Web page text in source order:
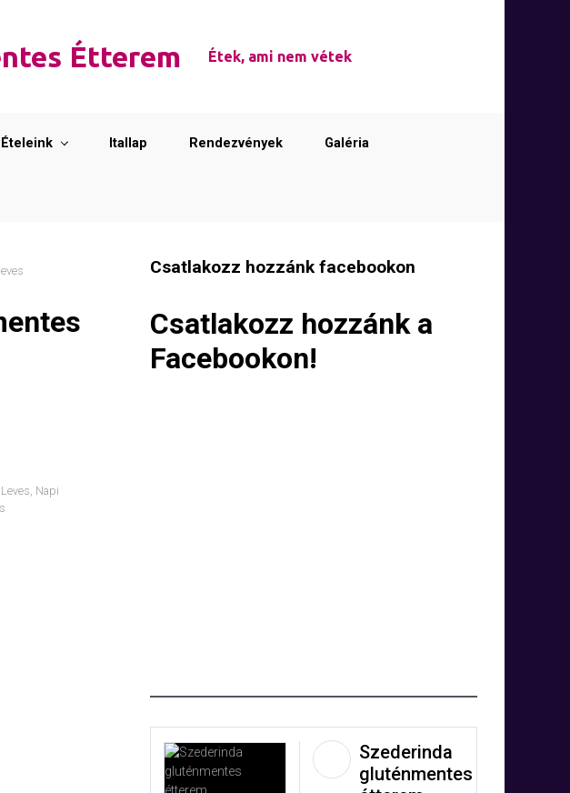
Étterem Étek, ami nem vétek
Ételeink Itallap Rendezvények Galéria
Leves, Napi
Csatlakozz hozzánk facebookon
Csatlakozz hozzánk a
Facebookon!
Szederinda
gluténmentes